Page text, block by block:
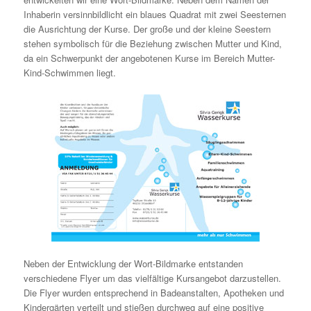
Inhaberin versinnbildlicht ein blaues Quadrat mit zwei Seesternen
die Ausrichtung der Kurse. Der große und der kleine Seestern
stehen symbolisch für die Beziehung zwischen Mutter und Kind,
da ein Schwerpunkt der angebotenen Kurse im Bereich Mutter-
Kind-Schwimmen liegt.
Neben der Entwicklung der Wort-Bildmarke entstanden
verschiedene Flyer um das vielfältige Kursangebot darzustellen.
Die Flyer wurden entsprechend in Badeanstalten, Apotheken und
Kindergärten verteilt und stießen durchweg auf eine positive